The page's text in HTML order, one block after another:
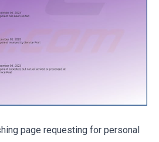
page requesting for personal